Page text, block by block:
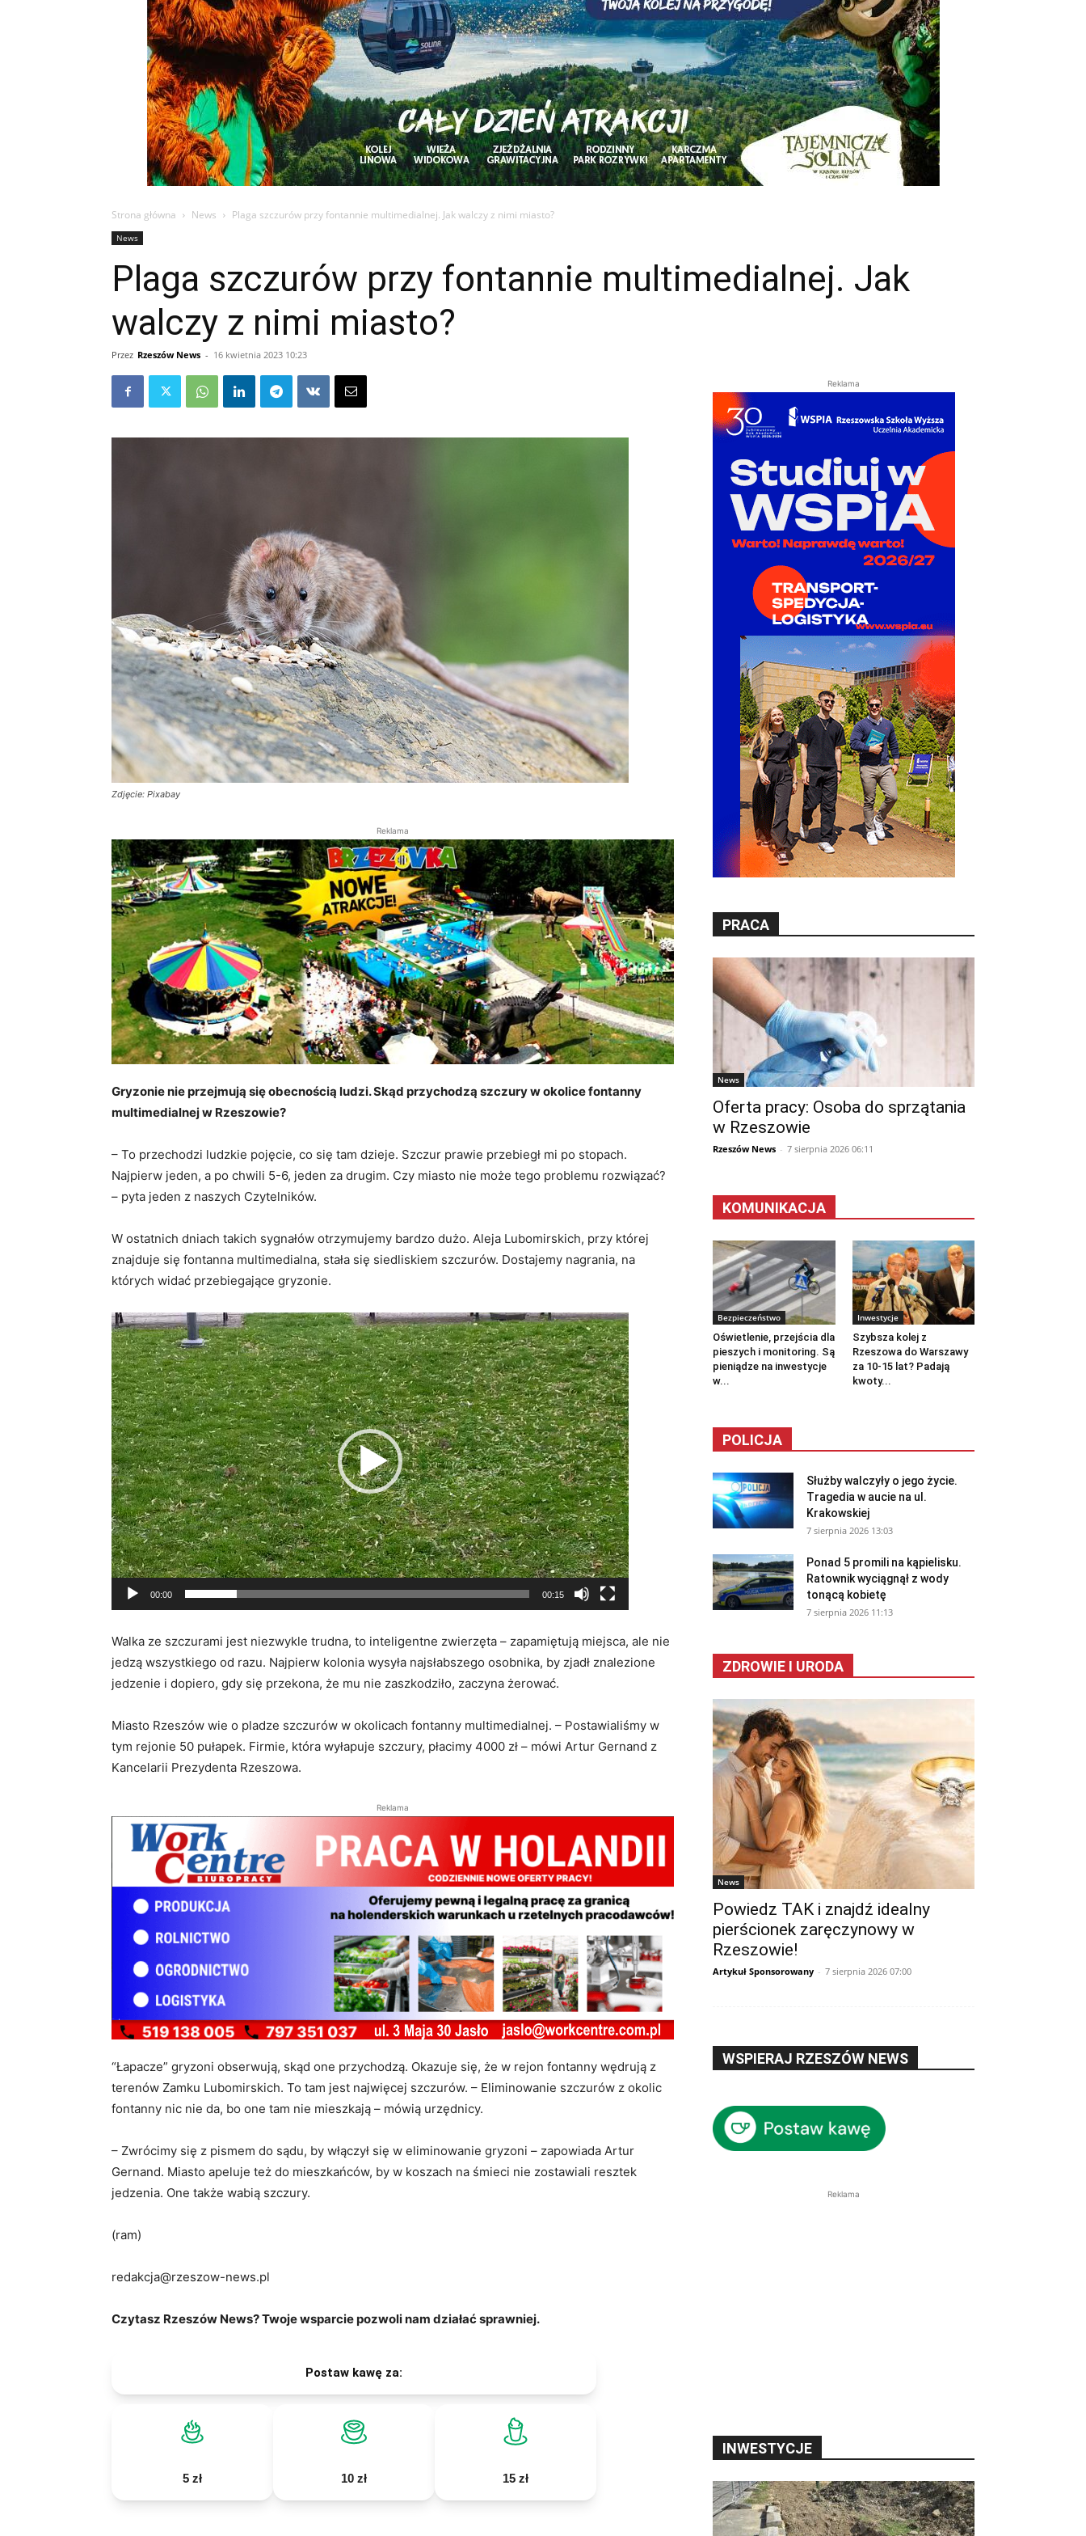
Strona główna News Plaga szczurów przy fontannie multimedialnej. Jak walczy z nimi miasto?
News
Plaga szczurów przy fontannie multimedialnej. Jak
walczy z nimi miasto?
Przez Rzeszów News - 16 kwietnia 2023 10:23
Zdjęcie: Pixabay
Reklama
Gryzonie nie przejmują się obecnością ludzi. Skąd przychodzą szczury w okolice fontanny
multimedialnej w Rzeszowie?
– To przechodzi ludzkie pojęcie, co się tam dzieje. Szczur prawie przebiegł mi po stopach.
Najpierw jeden, a po chwili 5-6, jeden za drugim. Czy miasto nie może tego problemu rozwiązać?
– pyta jeden z naszych Czytelników.
W ostatnich dniach takich sygnałów otrzymujemy bardzo dużo. Aleja Lubomirskich, przy której
znajduje się fontanna multimedialna, stała się siedliskiem szczurów. Dostajemy nagrania, na
których widać przebiegające gryzonie.
Odtwarzacz
video
00:00 00:15
Walka ze szczurami jest niezwykle trudna, to inteligentne zwierzęta – zapamiętują miejsca, ale nie
jedzą wszystkiego od razu. Najpierw kolonia wysyła najsłabszego osobnika, by zjadł znalezione
jedzenie i dopiero, gdy się przekona, że mu nie zaszkodziło, zaczyna żerować.
Miasto Rzeszów wie o pladze szczurów w okolicach fontanny multimedialnej. – Postawialiśmy w
tym rejonie 50 pułapek. Firmie, która wyłapuje szczury, płacimy 4000 zł – mówi Artur Gernand z
Kancelarii Prezydenta Rzeszowa.
Reklama
“Łapacze” gryzoni obserwują, skąd one przychodzą. Okazuje się, że w rejon fontanny wędrują z
terenów Zamku Lubomirskich. To tam jest najwięcej szczurów. – Eliminowanie szczurów z okolic
fontanny nic nie da, bo one tam nie mieszkają – mówią urzędnicy.
– Zwrócimy się z pismem do sądu, by włączył się w eliminowanie gryzoni – zapowiada Artur
Gernand. Miasto apeluje też do mieszkańców, by w koszach na śmieci nie zostawiali resztek
jedzenia. One także wabią szczury.
(ram)
redakcja@rzeszow-news.pl
Czytasz Rzeszów News? Twoje wsparcie pozwoli nam działać sprawniej.
Postaw kawę za:
5 zł 10 zł 15 zł
Reklama
PRACA
News
Oferta pracy: Osoba do sprzątania
w Rzeszowie
Rzeszów News - 7 sierpnia 2026 06:11
KOMUNIKACJA
Bezpieczeństwo
Oświetlenie, przejścia dla
pieszych i monitoring. Są
pieniądze na inwestycje
w...
Inwestycje
Szybsza kolej z
Rzeszowa do Warszawy
za 10-15 lat? Padają
kwoty...
POLICJA
Służby walczyły o jego życie.
Tragedia w aucie na ul.
Krakowskiej
7 sierpnia 2026 13:03
Ponad 5 promili na kąpielisku.
Ratownik wyciągnął z wody
tonącą kobietę
7 sierpnia 2026 11:13
ZDROWIE I URODA
News
Powiedz TAK i znajdź idealny
pierścionek zaręczynowy w
Rzeszowie!
Artykuł Sponsorowany - 7 sierpnia 2026 07:00
WSPIERAJ RZESZÓW NEWS
Reklama
INWESTYCJE